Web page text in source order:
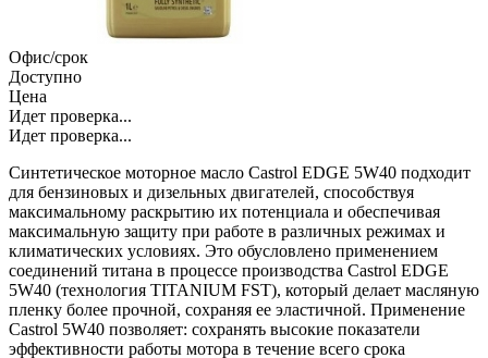
Офис/срок
Доступно
Цена
Идет проверка...
Идет проверка...
Синтетическое моторное масло Castrol EDGE 5W40 подходит
для бензиновых и дизельных двигателей, способствуя
максимальному раскрытию их потенциала и обеспечивая
максимальную защиту при работе в различных режимах и
климатических условиях. Это обусловлено применением
соединений титана в процессе производства Castrol EDGE
5W40 (технология TITANIUM FST), который делает масляную
пленку более прочной, сохраняя ее эластичной. Применение
Castrol 5W40 позволяет: сохранять высокие показатели
эффективности работы мотора в течение всего срока